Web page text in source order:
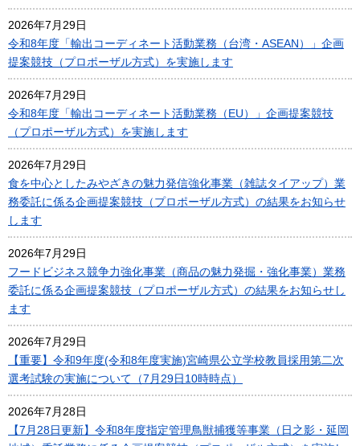
2026年7月29日
令和8年度「輸出コーディネート活動業務（台湾・ASEAN）」企画
提案競技（プロポーザル方式）を実施します
2026年7月29日
令和8年度「輸出コーディネート活動業務（EU）」企画提案競技
（プロポーザル方式）を実施します
2026年7月29日
食を中心としたみやざきの魅力発信強化事業（雑誌タイアップ）業
務委託に係る企画提案競技（プロポーザル方式）の結果をお知らせ
します
2026年7月29日
フードビジネス競争力強化事業（商品の魅力発掘・強化事業）業務
委託に係る企画提案競技（プロポーザル方式）の結果をお知らせし
ます
2026年7月29日
【重要】令和9年度(令和8年度実施)宮崎県公立学校教員採用第二次
選考試験の実施について（7月29日10時時点）
2026年7月28日
【7月28日更新】令和8年度指定管理鳥獣捕獲等事業（日之影・延岡